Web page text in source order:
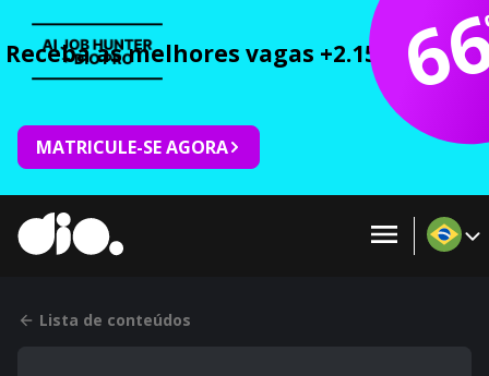
Receba as melhores vagas +2.150 cursos
MATRICULE-SE AGORA
Lista de conteúdos